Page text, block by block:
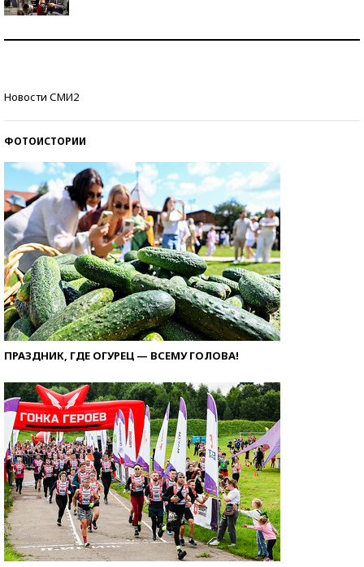
Новости СМИ2
ФОТОИСТОРИИ
ПРАЗДНИК, ГДЕ ОГУРЕЦ — ВСЕМУ ГОЛОВА!